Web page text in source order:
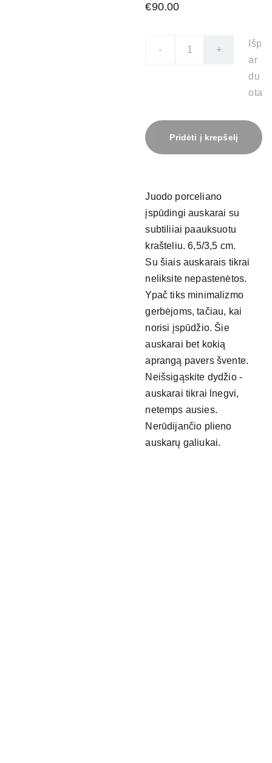
€90.00
- +
Išp
ar
du
ota
Pridėti į krepšelį
Juodo porceliano
įspūdingi auskarai su
subtiliiai paauksuotu
krašteliu. 6,5/3,5 cm.
Su šiais auskarais tikrai
neliksite nepastenėtos.
Ypač tiks minimalizmo
gerbėjoms, tačiau, kai
norisi įspūdžio. Šie
auskarai bet kokią
aprangą pavers švente.
Neišsigąskite dydžio -
auskarai tikrai lnegvi,
netemps ausies.
Nerūdijančio plieno
auskarų galiukai.